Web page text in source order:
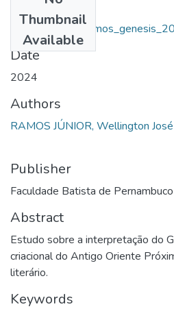
Thumbnail
Available
Date
2024
Authors
RAMOS JÚNIOR, Wellington José
Publisher
Faculdade Batista de Pernambuco
Abstract
Estudo sobre a interpretação do
criacional do Antigo Oriente
literário.
Keywords